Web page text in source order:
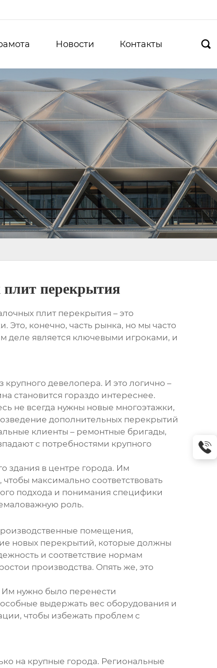
Новости Контакты 
перекрытия
плит перекрытия – это
конечно, часть рынка, но мы часто
деле является ключевыми игроками, и
девелопера. И это логично –
становится гораздо интереснее.
не всегда нужны новые многоэтажки,
дополнительных перекрытий
клиенты – ремонтные бригады,
с потребностями крупного
здания в центре города. Им
максимально соответствовать
подхода и понимания специфики
роль.
помещения,
новых перекрытий, которые должны
и соответствие нормам
производства. Опять же, это
нужно было перенести
выдержать вес оборудования и
чтобы избежать проблем с
на крупные города. Региональные